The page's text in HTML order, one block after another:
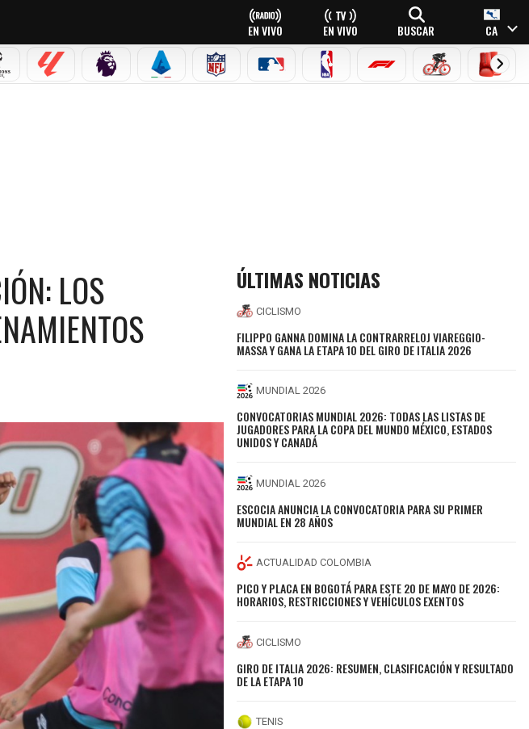
EN VIVO EN VIVO BUSCAR CA
LEAGUE
LALIGA PREMIER LEAGUE
SERIE A NFL MLB NBA FÓRMULA 1CICLISMOBOXEO
LOS
ÚLTIMAS NOTICIAS
CICLISMO
FILIPPO GANNA DOMINA LA CONTRARRELOJ VIAREGGIO-
MASSA Y GANA LA ETAPA 10 DEL GIRO DE ITALIA 2026
MUNDIAL 2026
CONVOCATORIAS MUNDIAL 2026: TODAS LAS LISTAS DE
JUGADORES PARA LA COPA DEL MUNDO MÉXICO, ESTADOS
UNIDOS Y CANADÁ
MUNDIAL 2026
ESCOCIA ANUNCIA LA CONVOCATORIA PARA SU PRIMER
MUNDIAL EN 28 AÑOS
ACTUALIDAD COLOMBIA
PICO Y PLACA EN BOGOTÁ PARA ESTE 20 DE MAYO DE 2026:
HORARIOS, RESTRICCIONES Y VEHÍCULOS EXENTOS
CICLISMO
GIRO DE ITALIA 2026: RESUMEN, CLASIFICACIÓN Y RESULTADO
DE LA ETAPA 10
TENIS